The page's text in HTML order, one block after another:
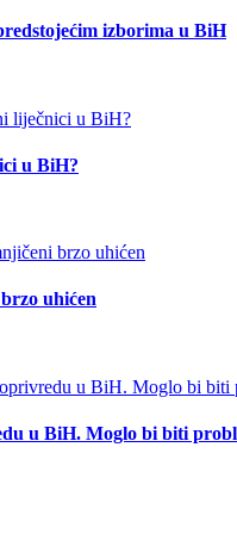
izborima u BiH
u BiH?
uhićen
u BiH. Moglo bi biti